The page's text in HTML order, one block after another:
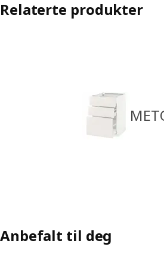
Relaterte produkter
Anbefalt til deg